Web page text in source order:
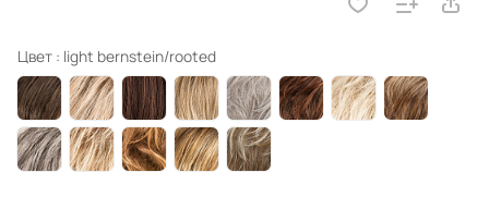
Цвет : light bernstein/rooted